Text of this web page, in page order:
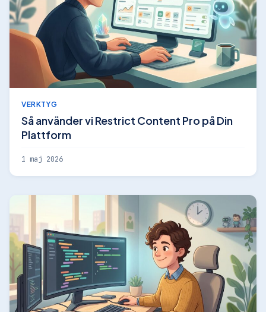
VERKTYG
Så använder vi Restrict Content Pro på Din
Plattform
1 maj 2026